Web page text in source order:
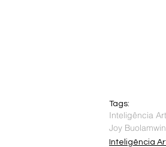
Tags:
Inteligência
Joy
Inteligência